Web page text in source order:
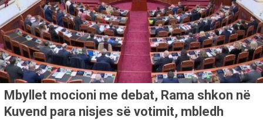
Mbyllet mocioni me debat, Rama shkon në
Kuvend para nisjes së votimit, mbledh